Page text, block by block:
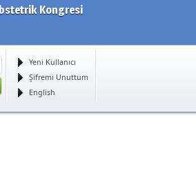
Kongresi
Yeni Kullanıcı
Şifremi Unuttum
English